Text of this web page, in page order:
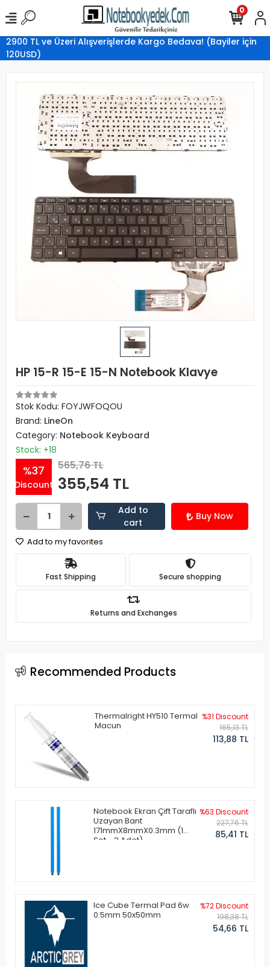
2900 TL ve Üzeri Alışverişlerde Kargo Bedava! (Bayiler için
120USD)
0
HP 15-R 15-E 15-N Notebook Klavye
Stok Kodu: FOYJWFOQOU
Brand: LineOn
Category: Notebook Keyboard
Stock: +18
%37
Discount
565,76 TL
355,54 TL
Add to
cart
Buy Now
Add to my favorites
Fast Shipping Secure shopping
Returns and Exchanges
Recommended Products
Thermalright HY510 Termal
Macun
%31 Discount
165,13 TL
113,88 TL
Notebook Ekran Çift Taraflı
Uzayan Bant
171mmX8mmX0.3mm (1
Set - 2 Adet)
%63 Discount
227,76 TL
85,41 TL
Ice Cube Termal Pad 6w
0.5mm 50x50mm
%72 Discount
198,38 TL
54,66 TL